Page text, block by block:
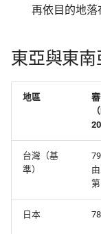
馬來西亞
新加坡
印尼
泰國
緬甸
再依目的地落
東亞與東
地區
台灣（基
準）
第
日本